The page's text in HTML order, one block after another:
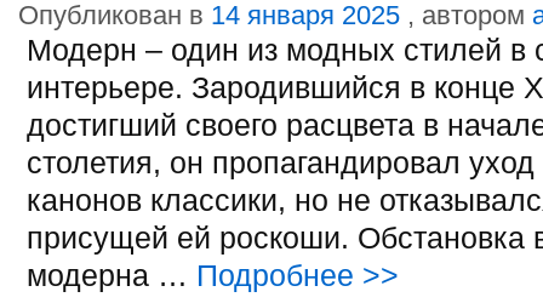
Опубликован в 14 января 2025 , автором
Модерн – один из модных стилей в
интерьере. Зародившийся в конце
достигший своего расцвета в
столетия, он пропагандировал уход
канонов классики, но не
присущей ей роскоши. Обстановка
модерна … Подробнее >>